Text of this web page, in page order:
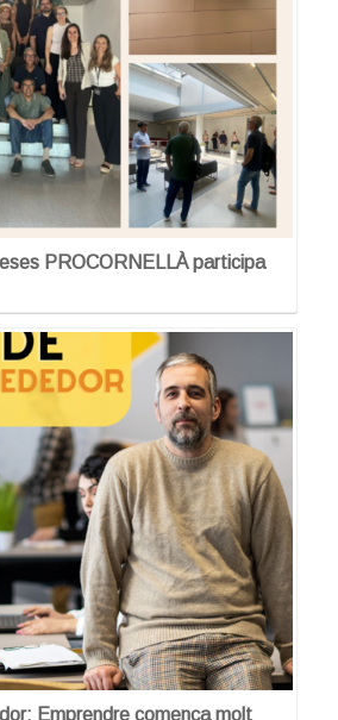
PROCORNELLÀ participa
Emprendre comença molt